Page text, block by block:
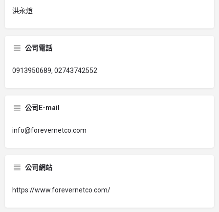
洪永燈
公司電話
0913950689, 02743742552
公司E-mail
info@forevernetco.com
公司網站
https://www.forevernetco.com/